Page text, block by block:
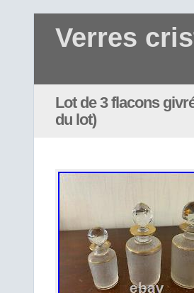
Verres
Lot de 3 flacons
du lot)